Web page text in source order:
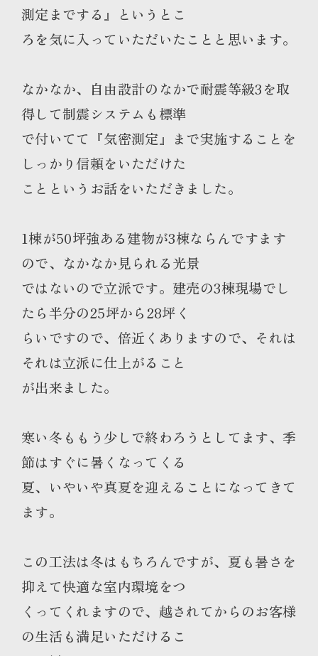
測定までする』というとこ
ろを気に入っていただいたことと思います。
なかなか、自由設計のなかで耐震等級3を取
得して制震システムも標準
で付いてて『気密測定』まで実施することを
しっかり信頼をいただけた
ことというお話をいただきました。
1棟が50坪強ある建物が3棟ならんですます
ので、なかなか見られる光景
ではないので立派です。建売の3棟現場でし
たら半分の25坪から28坪く
らいですので、倍近くありますので、それは
それは立派に仕上がること
が出来ました。
寒い冬ももう少しで終わろうとしてます、季
節はすぐに暑くなってくる
夏、いやいや真夏を迎えることになってきて
ます。
この工法は冬はもちろんですが、夏も暑さを
抑えて快適な室内環境をつ
くってくれますので、越されてからのお客様
の生活も満足いただけるこ